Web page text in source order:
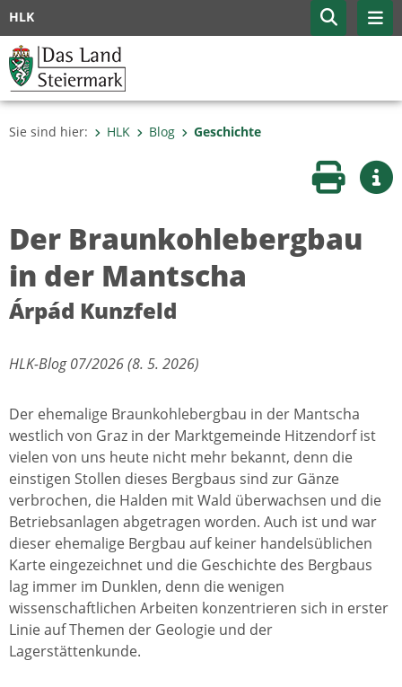
HLK
Sie sind hier: HLK Blog Geschichte
Seite
Der Braunkohlebergbau
in der Mantscha
Árpád Kunzfeld
HLK-Blog 07/2026 (8. 5. 2026)
Der ehemalige Braunkohlebergbau in der Mantscha
westlich von Graz in der Marktgemeinde Hitzendorf ist
vielen von uns heute nicht mehr bekannt, denn die
einstigen Stollen dieses Bergbaus sind zur Gänze
verbrochen, die Halden mit Wald überwachsen und die
Betriebsanlagen abgetragen worden. Auch ist und war
dieser ehemalige Bergbau auf keiner handelsüblichen
Karte eingezeichnet und die Geschichte des Bergbaus
lag immer im Dunklen, denn die wenigen
wissenschaftlichen Arbeiten konzentrieren sich in erster
Linie auf Themen der Geologie und der
Lagerstättenkunde.